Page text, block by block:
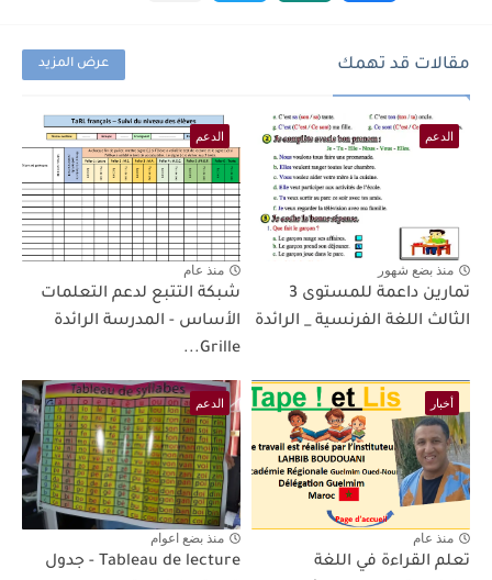
مقالات قد تهمك عرض المزيد
الدعم
منذ بضع شهور
تمارين داعمة للمستوى 3
الثالث اللغة الفرنسية _ الرائدة
الدعم
منذ عام
شبكة التتبع لدعم التعلمات
الأساس - المدرسة الرائدة
Grille...
أخبار
منذ عام
تعلم القراءة في اللغة
الدعم
منذ بضع اعوام
Tableau de lecture - جدول